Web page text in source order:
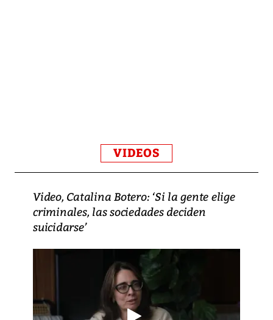
VIDEOS
Video, Catalina Botero: ‘Si la gente elige
criminales, las sociedades deciden
suicidarse’